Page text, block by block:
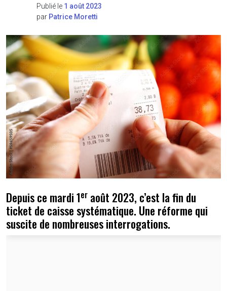
Publié le 1 août 2023
par Patrice Moretti
Depuis ce mardi 1er août 2023, c’est la fin du
ticket de caisse systématique. Une réforme qui
suscite de nombreuses interrogations.